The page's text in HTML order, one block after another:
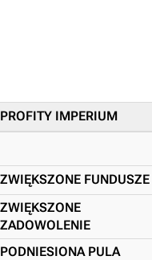
PROFITY IMPERIUM
ZWIĘKSZONE FUNDUSZE
ZWIĘKSZONE
ZADOWOLENIE
PODNIESIONA PULA